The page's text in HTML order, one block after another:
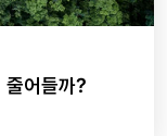
줄어들까?